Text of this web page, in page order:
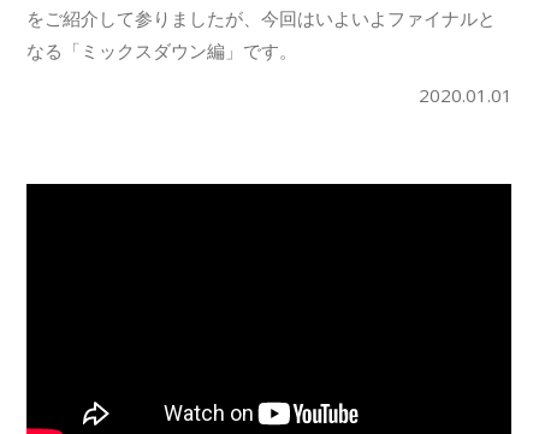
をご紹介して参りましたが、今回はいよいよファイナルと
なる「ミックスダウン編」です。
2020.01.01